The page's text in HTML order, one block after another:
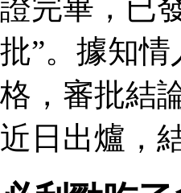
證完畢，已
批”。據知
格，審批結
近日出爐，